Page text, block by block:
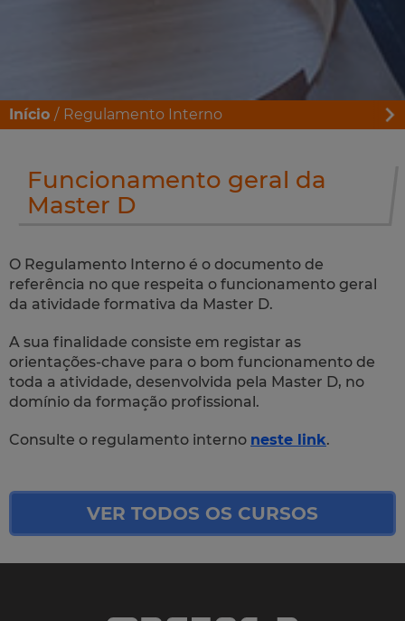
Início Regulamento Interno
Funcionamento geral da
Master D
O Regulamento Interno é o documento de
referência no que respeita o funcionamento geral
da atividade formativa da Master D.
A sua finalidade consiste em registar as
orientações-chave para o bom funcionamento de
toda a atividade, desenvolvida pela Master D, no
domínio da formação profissional.
Consulte o regulamento interno neste link.
VER TODOS OS CURSOS